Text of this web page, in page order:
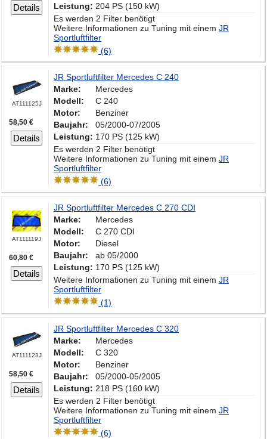
Details
Leistung: 204 PS (150 kW)
Es werden 2 Filter benötigt
Weitere Informationen zu Tuning mit einem JR
Sportluftfilter
(6)
AT111125J
58,50 €
Details
JR Sportluftfilter Mercedes C 240
Marke:
Mercedes
Modell:
C 240
Motor:
Benziner
Baujahr:
05/2000-07/2005
Leistung: 170 PS (125 kW)
Es werden 2 Filter benötigt
Weitere Informationen zu Tuning mit einem JR
Sportluftfilter
(6)
AT111119J
60,80 €
Details
JR Sportluftfilter Mercedes C 270 CDI
Marke:
Mercedes
Modell:
C 270 CDI
Motor:
Diesel
Baujahr:
ab 05/2000
Leistung: 170 PS (125 kW)
Weitere Informationen zu Tuning mit einem JR
Sportluftfilter
(1)
AT111123J
58,50 €
Details
JR Sportluftfilter Mercedes C 320
Marke:
Mercedes
Modell:
C 320
Motor:
Benziner
Baujahr:
05/2000-05/2005
Leistung: 218 PS (160 kW)
Es werden 2 Filter benötigt
Weitere Informationen zu Tuning mit einem JR
Sportluftfilter
(6)